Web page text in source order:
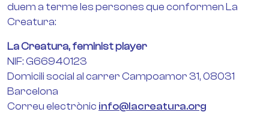
duem a terme les persones que conformen La
Creatura:
La Creatura, feminist player
NIF: G66940123
Domicili social al carrer Campoamor 31, 08031
Barcelona
Correu electrònic info@lacreatura.org